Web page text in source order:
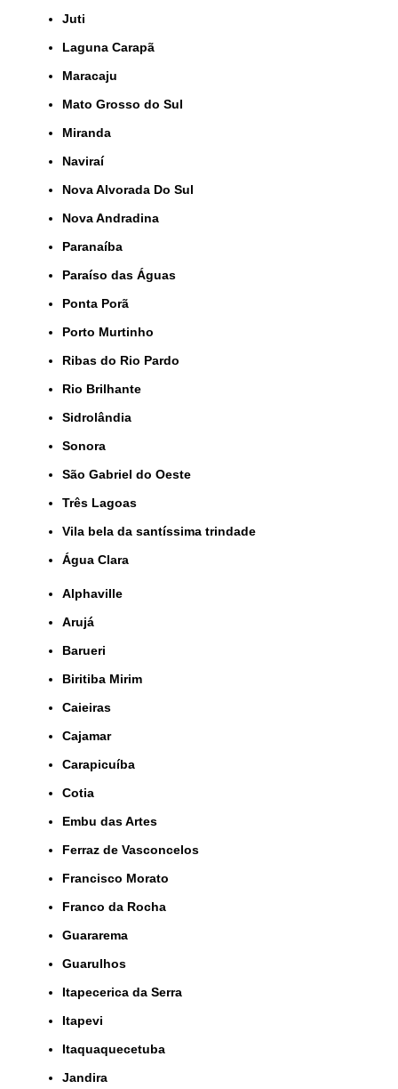
Juti
Laguna Carapã
Maracaju
Mato Grosso do Sul
Miranda
Naviraí
Nova Alvorada Do Sul
Nova Andradina
Paranaíba
Paraíso das Águas
Ponta Porã
Porto Murtinho
Ribas do Rio Pardo
Rio Brilhante
Sidrolândia
Sonora
São Gabriel do Oeste
Três Lagoas
Vila bela da santíssima trindade
Água Clara
Alphaville
Arujá
Barueri
Biritiba Mirim
Caieiras
Cajamar
Carapicuíba
Cotia
Embu das Artes
Ferraz de Vasconcelos
Francisco Morato
Franco da Rocha
Guararema
Guarulhos
Itapecerica da Serra
Itapevi
Itaquaquecetuba
Jandira